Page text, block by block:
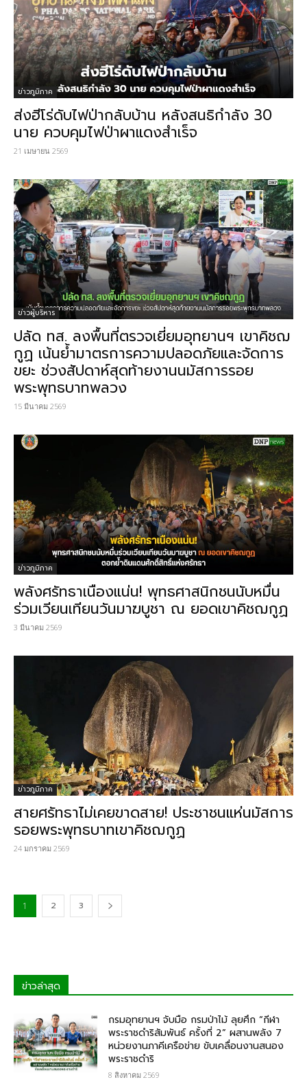
ข่าวภูมิภาค
ส่งฮีโร่ดับไฟป่ากลับบ้าน หลังสนธิกำลัง 30
นาย ควบคุมไฟป่าผาแดงสำเร็จ
21 เมษายน 2569
ข่าวผู้บริหาร
ปลัด ทส. ลงพื้นที่ตรวจเยี่ยมอุทยานฯ เขาคิชฌ
กูฏ เน้นย้ำมาตรการความปลอดภัยและจัดการ
ขยะ ช่วงสัปดาห์สุดท้ายงานนมัสการรอย
พระพุทธบาทพลวง
15 มีนาคม 2569
ข่าวภูมิภาค
พลังศรัทธาเนืองแน่น! พุทธศาสนิกชนนับหมื่น
ร่วมเวียนเทียนวันมาฆบูชา ณ ยอดเขาคิชฌกูฏ
3 มีนาคม 2569
ข่าวภูมิภาค
สายศรัทธาไม่เคยขาดสาย! ประชาชนแห่นมัสการ
รอยพระพุทธบาทเขาคิชฌกูฏ
24 มกราคม 2569
1 2 3
ข่าวล่าสุด
กรมอุทยานฯ จับมือ กรมป่าไม้ ลุยศึก “กีฬา
พระราชดำริสัมพันธ์ ครั้งที่ 2” ผสานพลัง 7
หน่วยงานภาคีเครือข่าย ขับเคลื่อนงานสนอง
พระราชดำริ
8 สิงหาคม 2569